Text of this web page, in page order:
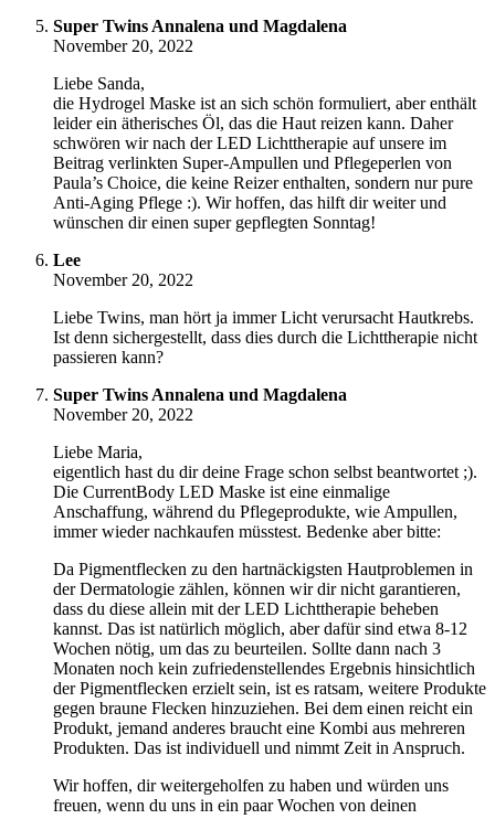
Super Twins Annalena und Magdalena
November 20, 2022
Liebe Sanda,
die Hydrogel Maske ist an sich schön formuliert, aber enthält
leider ein ätherisches Öl, das die Haut reizen kann. Daher
schwören wir nach der LED Lichttherapie auf unsere im
Beitrag verlinkten Super-Ampullen und Pflegeperlen von
Paula’s Choice, die keine Reizer enthalten, sondern nur pure
Anti-Aging Pflege :). Wir hoffen, das hilft dir weiter und
wünschen dir einen super gepflegten Sonntag!
Lee
November 20, 2022
Liebe Twins, man hört ja immer Licht verursacht Hautkrebs.
Ist denn sichergestellt, dass dies durch die Lichttherapie nicht
passieren kann?
Super Twins Annalena und Magdalena
November 20, 2022
Liebe Maria,
eigentlich hast du dir deine Frage schon selbst beantwortet ;).
Die CurrentBody LED Maske ist eine einmalige
Anschaffung, während du Pflegeprodukte, wie Ampullen,
immer wieder nachkaufen müsstest. Bedenke aber bitte:
Da Pigmentflecken zu den hartnäckigsten Hautproblemen in
der Dermatologie zählen, können wir dir nicht garantieren,
dass du diese allein mit der LED Lichttherapie beheben
kannst. Das ist natürlich möglich, aber dafür sind etwa 8-12
Wochen nötig, um das zu beurteilen. Sollte dann nach 3
Monaten noch kein zufriedenstellendes Ergebnis hinsichtlich
der Pigmentflecken erzielt sein, ist es ratsam, weitere Produkte
gegen braune Flecken hinzuziehen. Bei dem einen reicht ein
Produkt, jemand anderes braucht eine Kombi aus mehreren
Produkten. Das ist individuell und nimmt Zeit in Anspruch.
Wir hoffen, dir weitergeholfen zu haben und würden uns
freuen, wenn du uns in ein paar Wochen von deinen